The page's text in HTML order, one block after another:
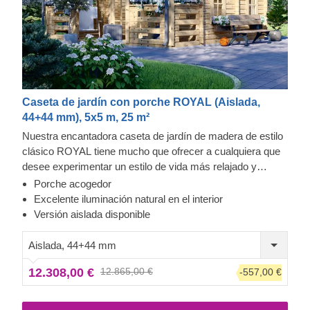
Caseta de jardín con porche ROYAL (Aislada,
44+44 mm), 5x5 m, 25 m²
Nuestra encantadora caseta de jardín de madera de estilo
clásico ROYAL tiene mucho que ofrecer a cualquiera que
desee experimentar un estilo de vida más relajado y
asentado. Además de ser una solución estética, robusta y
ecológica, esta encantadora caseta también ofrece
numerosas ventajas funcionales y posibilidades de uso.
perfecto oasis de descanso en su jardín, en un espacio de
ocio o taller, o incluso en un lugar donde pasar las
vacaciones en la naturaleza con la familia y los amigos.
Para su mayor comodidad, también se encuentra
disponible una versión aislada de este modelo.
Porche acogedor
Excelente iluminación natural en el interior
Versión aislada disponible
Aislada, 44+44 mm
12.308,00 € 12.865,00 € -557,00 €